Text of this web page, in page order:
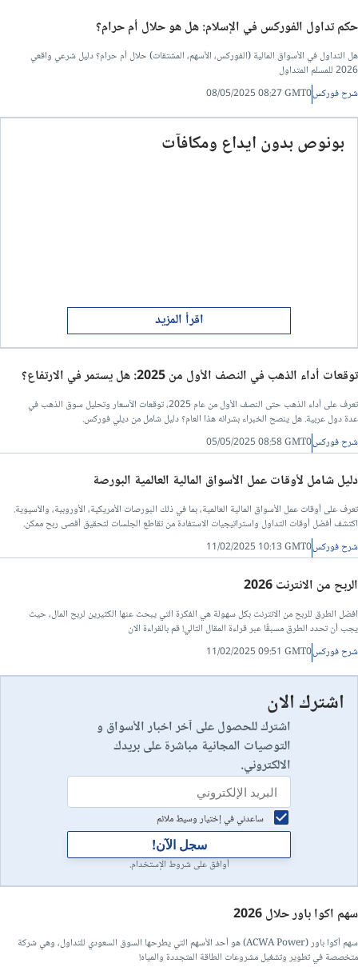
حكم تداول الفوركس في الإسلام: هل هو حلال أم حرام؟
هل التداول في الأسواق المالية (الفوركس، الأسهم، المشتقات) حلال أم حرام؟ دليل شرعي واقعي
2026 للمسلم المتداول
شرح فوركس08/05/2025 08:27 GMT0
بونوص بدون ايداع ومكافآت
اقرأ المزيد
توقعات أداء الذهب في النصف الأول من 2025: هل يستمر في الارتفاع؟
تعرف على أداء الذهب حتى النصف الأول من عام 2025، توقعات الأسعار وتحليل سوق الذهب في
عدة دول عربية. هل ينصح الخبراء بشرائه هذا العام؟ دليل شامل من ديلي فوركس.
شرح فوركس05/05/2025 08:58 GMT0
دليل شامل لأوقات عمل الأسواق المالية العالمية البورصة
تعرف على أوقات عمل الأسواق المالية العالمية، بما في ذلك البورصات الأمريكية، الأوروبية، والآسيوية.
اكتشف أفضل أوقات التداول واستراتيجيات الاستفادة من تقاطع الجلسات لتحقيق أقصى ربح ممكن.
شرح فوركس11/02/2025 10:13 GMT0
الربح من الانترنت 2026
افضل الطرق للربح من الانترنت بكل سهولة هي الفكرة التي يبحث عنها الكثيرين لربح المال، حيث
يجب أن تحدد الطرق مسبقًا عبر قراءة المقال التالي! قم بالقراءة الان
شرح فوركس11/02/2025 09:51 GMT0
اشترك الان
اشترك للحصول على آخر اخبار الأسواق و
التوصيات المجانية مباشرة على بريدك
الالكتروني.
ساعدني في إختيار وسيط ملائم
سجل الآن!
أوافق على شروط الإستخدام.
سهم اكوا باور حلال 2026
سهم أكوا باور (ACWA Power) هو أحد الأسهم التي يطرحها السوق السعودي للتداول، وهي شركة
متخصصة في تطوير وتشغيل مشروعات الطاقة المتجددة والمياه!